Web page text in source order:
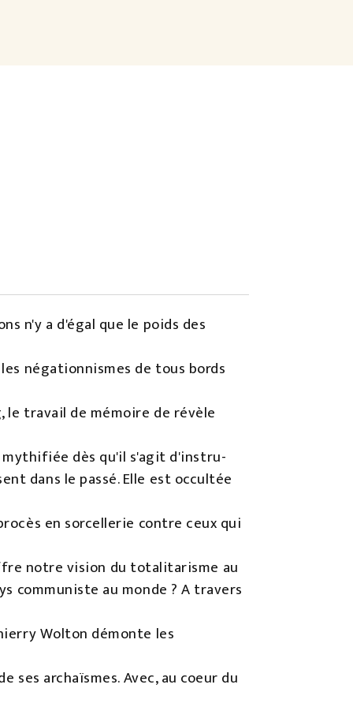
n'y a d'égal que le poids des
négationnismes de tous bords
le travail de mémoire de révèle
dès qu'il s'agit d'instru-
dans le passé. Elle est occultée
en sorcellerie contre ceux qui
notre vision du totalitarisme au
communiste au monde ? A travers
Wolton démonte les
ses archaïsmes. Avec, au coeur du